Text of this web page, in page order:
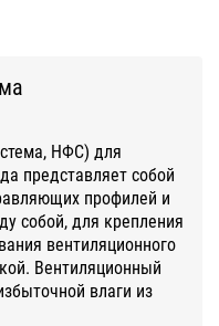
НФС) для
представляет собой
профилей и
собой, для крепления
вентиляционного
Вентиляционный
влаги из